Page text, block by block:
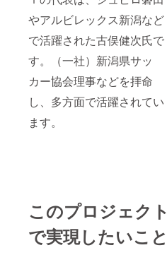
やアルビレックス新潟など
で活躍された古俣健次氏で
す。（一社）新潟県サッ
カー協会理事などを拝命
し、多方面で活躍されてい
ます。
このプロジェクト
で実現したいこと